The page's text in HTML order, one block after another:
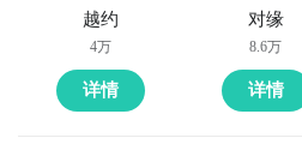
越约
4万
详情
对缘
8.6万
详情